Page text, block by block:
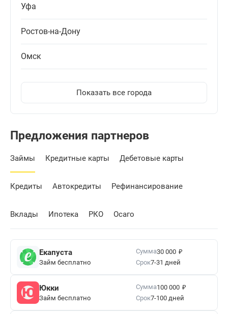
Уфа
Ростов-на-Дону
Омск
Показать все города
Предложения партнеров
Займы Кредитные карты Дебетовые карты
Кредиты Автокредиты Рефинансирование
Вклады Ипотека РКО Осаго
Екапуста
Займ бесплатно
Сумма30 000 ₽
Срок7-31 дней
Юкки
Займ бесплатно
Сумма100 000 ₽
Срок7-100 дней